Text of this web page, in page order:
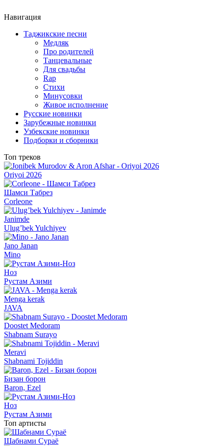
Навигация
Таджикские песни
Медляк
Про родителей
Танцевальные
Для свадьбы
Rap
Стихи
Минусовки
Живое исполнение
Русские новинки
Зарубежные новинки
Узбекские новинки
Подборки и сборники
Топ треков
Oriyoi 2026
Шамси Табрез
Corleone
Janimde
Ulug’bek Yulchiyev
Jano Janan
Mino
Ноз
Рустам Азими
Menga kerak
JAVA
Doostet Medoram
Shabnam Surayo
Meravi
Shabnami Tojiddin
Бизан борон
Baron, Ezel
Ноз
Рустам Азими
Топ артисты
Шабнами Сураё